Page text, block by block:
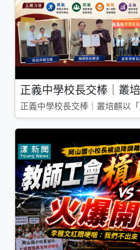
正義中學校長交棒｜叢
正義中學校長交棒｜叢培麒以